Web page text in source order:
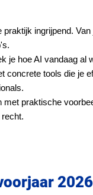
ingrijpend.
je hoe AI vandaag
concrete tools die je
praktische
2026